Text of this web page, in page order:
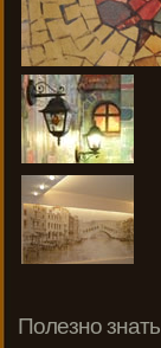
Полезно знать